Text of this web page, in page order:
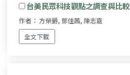
台美民眾科技觀點之調查與比較
作者： 方榮爵, 鄧佳茜, 陳志嘉
全文下載